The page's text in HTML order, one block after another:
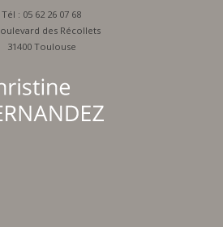
Tél : 05 62 26 07 68
des Récollets
31400 Toulouse